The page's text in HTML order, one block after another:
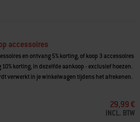
accessoires
en ontvang 5% korting, of koop 3 accessoires
10% korting, in dezelfde aankoop - exclusief hoezen.
verwerkt in je winkelwagen tijdens het afrekenen.
29,99 €
INCL. BTW